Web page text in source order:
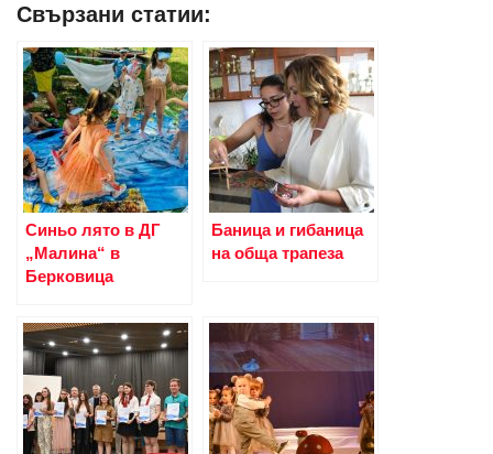
Свързани статии:
Синьо лято в ДГ
„Малина“ в
Берковица
Баница и гибаница
на обща трапеза